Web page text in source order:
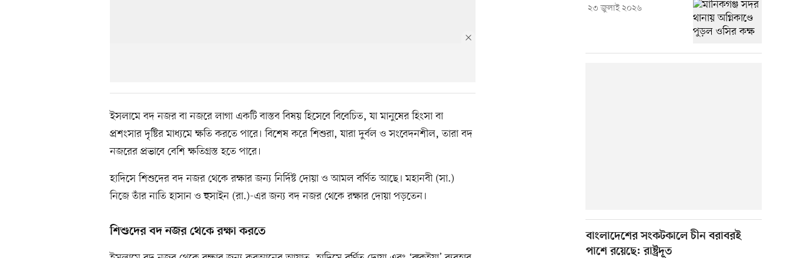
ইসলামে বদ নজর বা নজরে লাগা একটি বাস্তব বিষয় হিসেবে বিবেচিত, যা মানুষের হিংসা বা
প্রশংসার দৃষ্টির মাধ্যমে ক্ষতি করতে পারে। বিশেষ করে শিশুরা, যারা দুর্বল ও সংবেদনশীল, তারা বদ
নজরের প্রভাবে বেশি ক্ষতিগ্রস্ত হতে পারে।
হাদিসে শিশুদের বদ নজর থেকে রক্ষার জন্য নির্দিষ্ট দোয়া ও আমল বর্ণিত আছে। মহানবী (সা.)
নিজে তাঁর নাতি হাসান ও হুসাইন (রা.)-এর জন্য বদ নজর থেকে রক্ষার দোয়া পড়তেন।
শিশুদের বদ নজর থেকে রক্ষা করতে
২৩ জুলাই ২০২৬
বাংলাদেশের সংকটকালে চীন বরাবরই
পাশে রয়েছে: রাষ্ট্রদূত